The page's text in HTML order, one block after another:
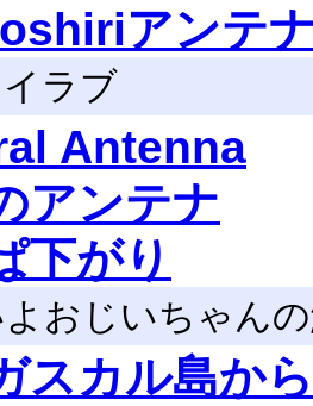
アンテ
ラブ
Antenna
アンテナ
下がり
おじいちゃん
スカル島か